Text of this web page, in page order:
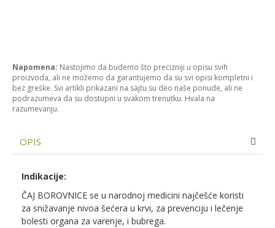
Napomena: Nastojimo da budemo što precizniji u opisu svih
proizvoda, ali ne možemo da garantujemo da su svi opisi kompletni i
bez greške. Svi artikli prikazani na sajtu su deo naše ponude, ali ne
podrazumeva da su dostupni u svakom trenutku. Hvala na
razumevanju.
OPIS
Indikacije:
ČAJ BOROVNICE se u narodnoj medicini najčešće koristi
za snižavanje nivoa šećera u krvi, za prevenciju i lečenje
bolesti organa za varenje, i bubrega.